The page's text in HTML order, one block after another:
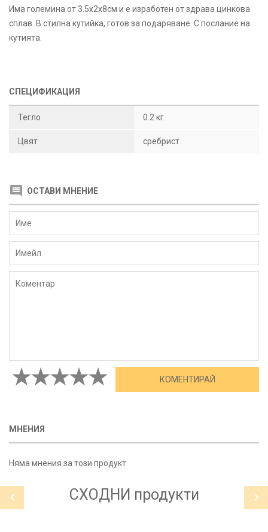
Има големина от 3.5х2х8см и е изработен от здрава цинкова
сплав. В стилна кутийка, готов за подаряване. С послание на
кутията.
СПЕЦИФИКАЦИЯ
Тегло 0.2 кг.
Цвят сребрист
ОСТАВИ МНЕНИЕ
МНЕНИЯ
Няма мнения за този продукт
СХОДНИ продукти